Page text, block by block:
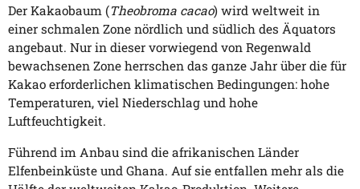
Der Kakaobaum (Theobroma cacao) wird weltweit in
einer schmalen Zone nördlich und südlich des Äquators
angebaut. Nur in dieser vorwiegend von Regenwald
bewachsenen Zone herrschen das ganze Jahr über die für
Kakao erforderlichen klimatischen Bedingungen: hohe
Temperaturen, viel Niederschlag und hohe
Luftfeuchtigkeit.
Führend im Anbau sind die afrikanischen Länder
Elfenbeinküste und Ghana. Auf sie entfallen mehr als die